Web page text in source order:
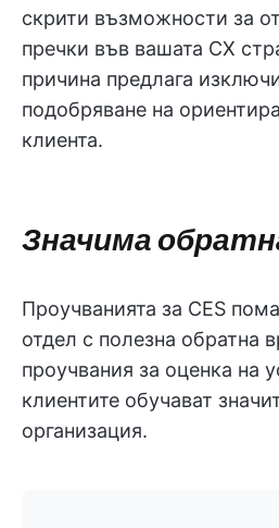
скрити възможности за
пречки във вашата CX
причина предлага
подобряване на
клиента.
Значима
Проучванията за CES
отдел с полезна обратна
проучвания за оценка на
клиентите обучават
организация.